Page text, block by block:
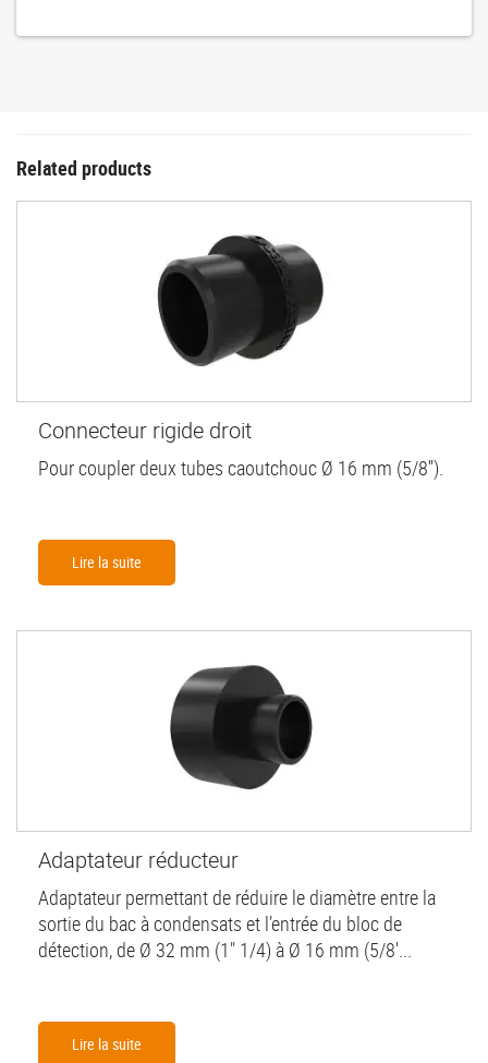
Related products
Connecteur rigide droit
Pour coupler deux tubes caoutchouc Ø 16 mm (5/8'').
Lire la suite
Adaptateur réducteur
Adaptateur permettant de réduire le diamètre entre la
sortie du bac à condensats et l’entrée du bloc de
détection, de Ø 32 mm (1" 1/4) à Ø 16 mm (5/8'...
Lire la suite